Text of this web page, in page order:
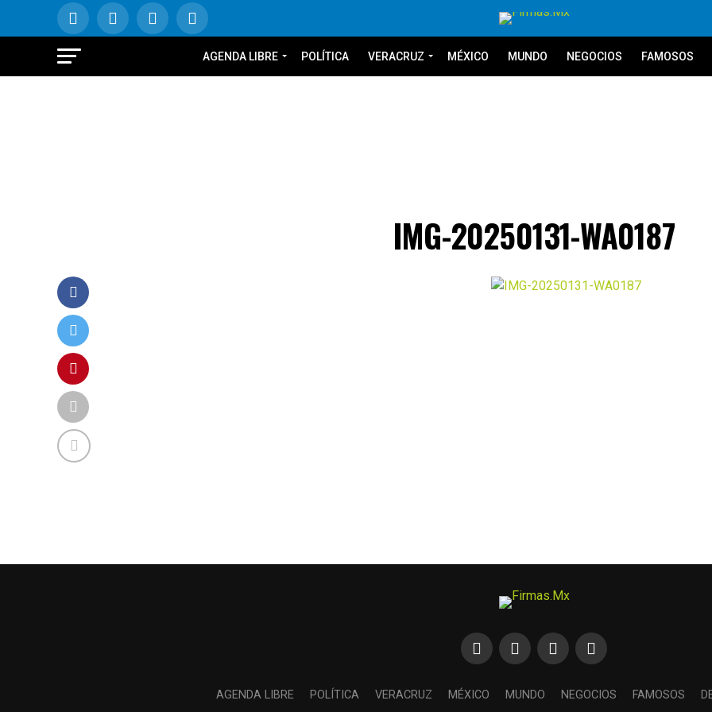
AGENDA LIBRE POLÍTICA VERACRUZ MÉXICO MUNDO NEGOCIOS FAMOSOS
IMG-20250131-WA0187
AGENDA LIBRE POLÍTICA VERACRUZ MÉXICO MUNDO NEGOCIOS FAMOSOS